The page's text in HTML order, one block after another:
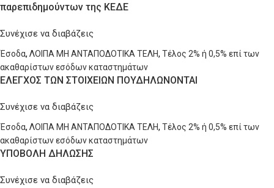
παρεπιδημούντων της ΚΕΔΕ
Συνέχισε να διαβάζεις
Έσοδα, ΛΟΙΠΑ ΜΗ ΑΝΤΑΠΟΔΟΤΙΚΑ ΤΕΛΗ, Τέλος 2% ή 0,5% επί των
ακαθαρίστων εσόδων καταστημάτων
ΕΛΕΓΧΟΣ ΤΩΝ ΣΤΟΙΧΕΙΩΝ ΠΟΥΔΗΛΩΝΟΝΤΑΙ
Συνέχισε να διαβάζεις
Έσοδα, ΛΟΙΠΑ ΜΗ ΑΝΤΑΠΟΔΟΤΙΚΑ ΤΕΛΗ, Τέλος 2% ή 0,5% επί των
ακαθαρίστων εσόδων καταστημάτων
ΥΠΟΒΟΛΗ ΔΗΛΩΣΗΣ
Συνέχισε να διαβάζεις